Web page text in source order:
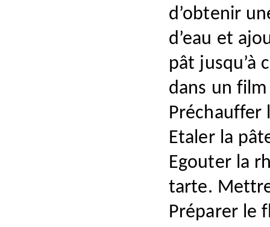
d’obtenir
d’eau et
pât jusqu’à
dans un
Préchauffer
Etaler la
Egouter la
tarte.
Préparer le